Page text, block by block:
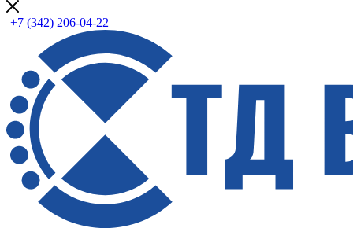
+7 (342) 206-04-22